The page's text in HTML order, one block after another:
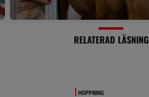
RELATERAD LÄSNING
HOPPNING